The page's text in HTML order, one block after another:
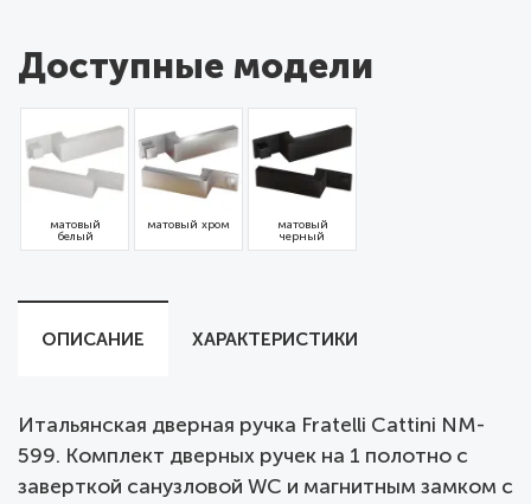
Доступные модели
матовый
белый
матовый хром
матовый
черный
ОПИСАНИЕ ХАРАКТЕРИСТИКИ
Итальянская дверная ручка Fratelli Cattini NM-
599. Комплект дверных ручек на 1 полотно с
заверткой санузловой WC и магнитным замком с